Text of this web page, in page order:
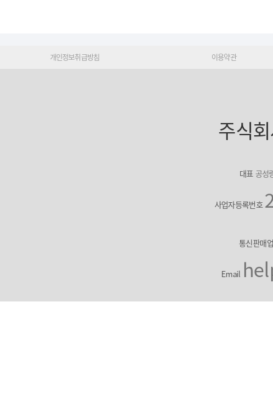
개인정보취급방침 이용약관
주식
대표공성
사업자등록번호
통신판매업
Email